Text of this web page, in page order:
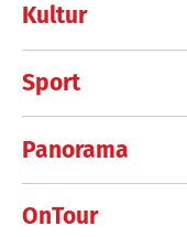
Kultur
Sport
Panorama
OnTour